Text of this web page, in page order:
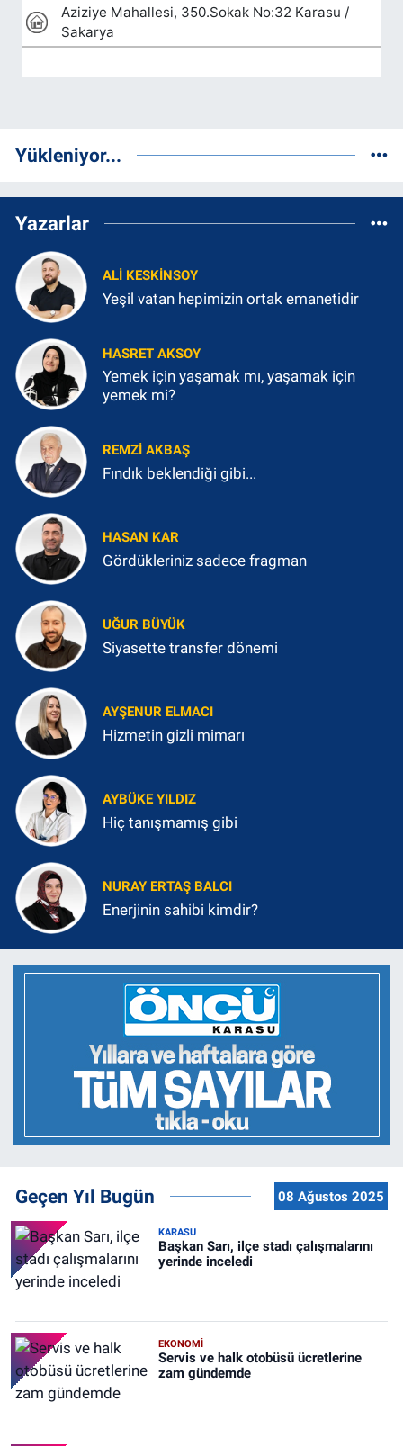
Yükleniyor...
Yazarlar
ALI KESKINSOY
Yeşil vatan hepimizin ortak emanetidir
HASRET AKSOY
Yemek için yaşamak mı, yaşamak için
yemek mi?
REMZI AKBAŞ
Fındık beklendiği gibi...
HASAN KAR
Gördükleriniz sadece fragman
UĞUR BÜYÜK
Siyasette transfer dönemi
AYŞENUR ELMACI
Hizmetin gizli mimarı
AYBÜKE YILDIZ
Hiç tanışmamış gibi
NURAY ERTAŞ BALCI
Enerjinin sahibi kimdir?
Geçen Yıl Bugün 08 Ağustos 2025
KARASU
Başkan Sarı, ilçe stadı çalışmalarını
yerinde inceledi
EKONOMİ
Servis ve halk otobüsü ücretlerine
zam gündemde